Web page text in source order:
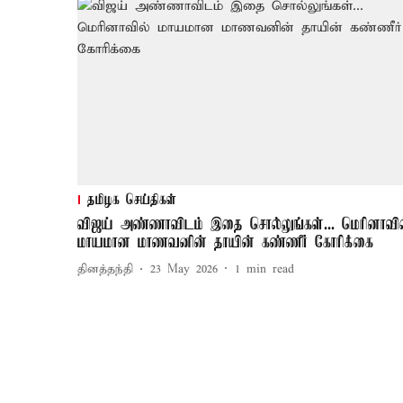
தமிழக செய்திகள்
விஜய் அண்ணாவிடம் இதை சொல்லுங்கள்...
மாயமான மாணவனின் தாயின் கண்ணீர் கோரிக்கை
தினத்தந்தி 23 May 2026 1 min read